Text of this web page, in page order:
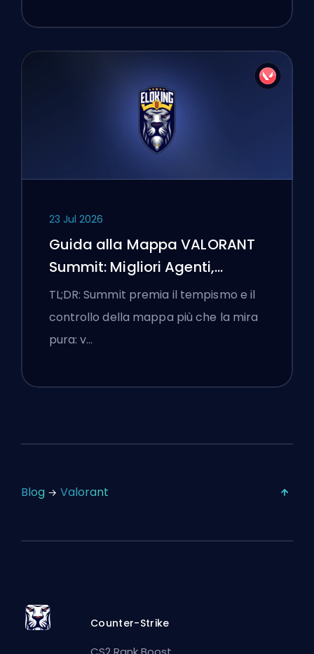
23 Jul 2026
Guida alla Mappa VALORANT
Summit: Migliori Agenti,
Chiamate e Fumogeni
TL;DR: Summit premia il tempismo e il
controllo della mappa più che la mira
pura: v…
Blog Valorant
Counter-Strike